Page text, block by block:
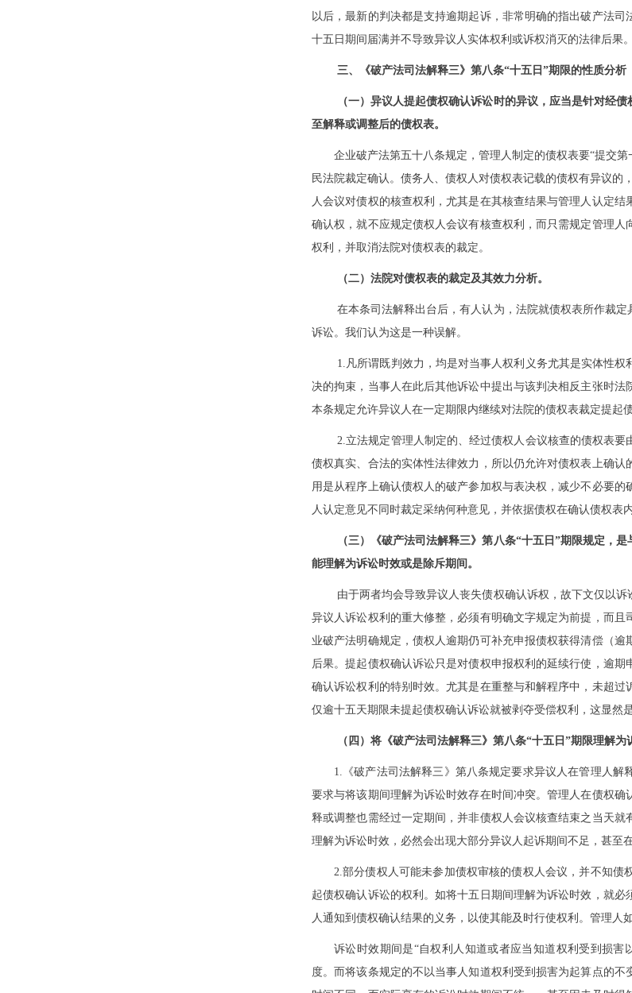
以后，最新的判决都是支持逾期起诉，非常明确的指出破产法
十五日期间届满并不导致异议人实体权利或诉权消灭的法律后果。
三、 《破产法司法解释三》 第八条“十五日”期限的性质分析
（一）异议人提起债权确认诉讼时的异议，应当是针对经
至解释或调整后的债权表。
企业破产法第五十八条规定，管理人制定的债权表要“提交
民法院裁定确认。债务人、债权人对债权表记载的债权有异议
人会议对债权的核查权利，尤其是在其核查结果与管理人认定
确认权，就不应规定债权人会议有核查权利，而只需规定管理
权利，并取消法院对债权表的裁定。
（二）法院对债权表的裁定及其效力分析。
在本条司法解释出台后，有人认为，法院就债权表所作裁
诉讼。我们认为这是一种误解。
1.凡所谓既判效力，均是对当事人权利义务尤其是实体性
决的拘束，当事人在此后其他诉讼中提出与该判决相反主张时
本条规定允许异议人在一定期限内继续对法院的债权表裁定提起
2.立法规定管理人制定的、经过债权人会议核查的债权表
债权真实、合法的实体性法律效力，所以仍允许对债权表上确
用是从程序上确认债权人的破产参加权与表决权，减少不必要
人认定意见不同时裁定采纳何种意见，并依据债权在确认债权表
（三）《破产法司法解释三》第八条“十五日”期限规定，
能理解为诉讼时效或是除斥期间。
由于两者均会导致异议人丧失债权确认诉权，故下文仅以
异议人诉讼权利的重大修整，必须有明确文字规定为前提，而
业破产法明确规定，债权人逾期仍可补充申报债权获得清偿（
后果。提起债权确认诉讼只是对债权申报权利的延续行使，逾
确认诉讼权利的特别时效。尤其是在重整与和解程序中，未超
仅逾十五天期限未提起债权确认诉讼就被剥夺受偿权利，这显然是
（四）将《破产法司法解释三》第八条“十五日”期限理解
1.《破产法司法解释三》第八条规定要求异议人在管理人
要求与将该期间理解为诉讼时效存在时间冲突。管理人在债权
释或调整也需经过一定期间，并非债权人会议核查结束之当天
理解为诉讼时效，必然会出现大部分异议人起诉期间不足，甚至
2.部分债权人可能未参加债权审核的债权人会议，并不知
起债权确认诉讼的权利。如将十五日期间理解为诉讼时效，就
人通知到债权确认结果的义务，以使其能及时行使权利。管理人
诉讼时效期间是“自权利人知道或者应当知道权利受到损
度。而将该条规定的不以当事人知道权利受到损害为起算点的